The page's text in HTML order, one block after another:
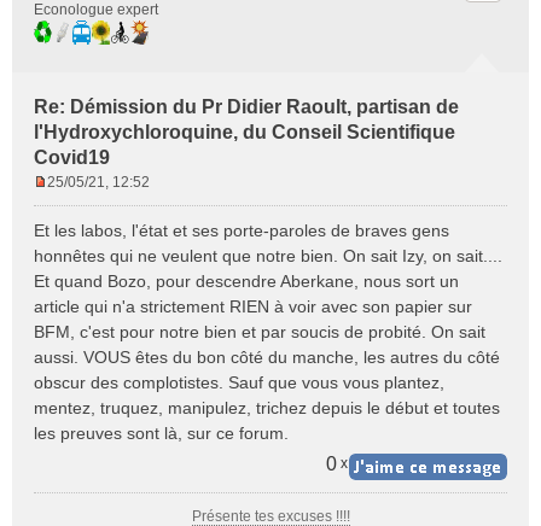
Econologue expert
Re: Démission du Pr Didier Raoult, partisan de
l'Hydroxychloroquine, du Conseil Scientifique
Covid19
s
s
a
g
e
n
l
u
25/05/21, 12:52
Et les labos, l'état et ses porte-paroles de braves gens
honnêtes qui ne veulent que notre bien. On sait Izy, on sait....
Et quand Bozo, pour descendre Aberkane, nous sort un
article qui n'a strictement RIEN à voir avec son papier sur
BFM, c'est pour notre bien et par soucis de probité. On sait
aussi. VOUS êtes du bon côté du manche, les autres du côté
obscur des complotistes. Sauf que vous vous plantez,
mentez, truquez, manipulez, trichez depuis le début et toutes
les preuves sont là, sur ce forum.
0 x
Présente tes excuses !!!!